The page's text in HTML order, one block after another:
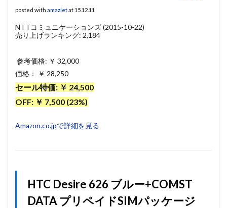
posted with amazletat 15.12.11
NTTコミュニケーションズ (2015-10-22)
売り上げランキング: 2,184
参考価格: ￥ 32,000
価格： ￥ 28,250
セール特価: ￥ 24,500
OFF: ￥ 7,500 (23%)
Amazon.co.jpで詳細を見る
HTC Desire 626 ブルー+COMST
DATA プリペイドSIMパッケージ